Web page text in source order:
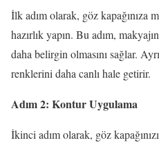
İlk adım olarak, göz kapağınıza
hazırlık yapın. Bu adım, makyajın
daha belirgin olmasını sağlar.
renklerini daha canlı hale getirir.
Adım 2: Kontur Uygulama
İkinci adım olarak, göz